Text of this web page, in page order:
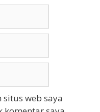
web saya